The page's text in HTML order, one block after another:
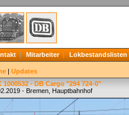
Mitarbeiter Lokbestandslisten
| Updates
1000532 - DB Cargo "294 724-0"
- Bremen, Hauptbahnhof